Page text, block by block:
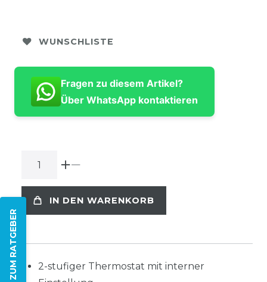
ZUM RATGEBER
WUNSCHLISTE
Fragen zu diesem Artikel?
Über WhatsApp kontaktieren
IN DEN WARENKORB
2-stufiger Thermostat mit interner